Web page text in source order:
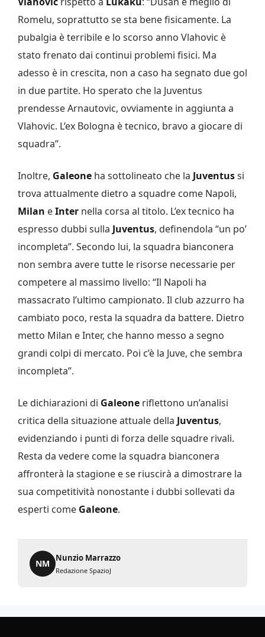
Romelu, soprattutto se sta bene fisicamente. La
pubalgia è terribile e lo scorso anno Vlahovic è
stato frenato dai continui problemi fisici. Ma
adesso è in crescita, non a caso ha segnato due gol
in due partite. Ho sperato che la Juventus
prendesse Arnautovic, ovviamente in aggiunta a
Vlahovic. L’ex Bologna è tecnico, bravo a giocare di
squadra”.
Inoltre, Galeone ha sottolineato che la Juventussi
trova attualmente dietro a squadre come Napoli,
Milan eInter nella corsa al titolo. L’extecnico ha
espresso dubbi sulla Juventus, definendola “un po’
incompleta”. Secondo lui, la squadra bianconera
non sembra avere tutte le risorse necessarie per
competere al massimo livello: “Il Napoli ha
massacrato l’ultimo campionato. Il club azzurro ha
cambiato poco, resta la squadra da battere. Dietro
metto Milan e Inter, che hanno messo a segno
grandi colpi di mercato. Poi c’è la Juve, che sembra
incompleta”.
Le dichiarazioni di Galeone riflettono un’analisi
critica della situazione attuale della Juventus,
evidenziando i punti di forza delle squadre rivali.
Resta da vedere come la squadra bianconera
affronterà la stagione e se riuscirà a dimostrare la
sua competitività nonostante i dubbi sollevati da
esperti come Galeone.
NM
Nunzio Marrazzo
Redazione SpazioJ